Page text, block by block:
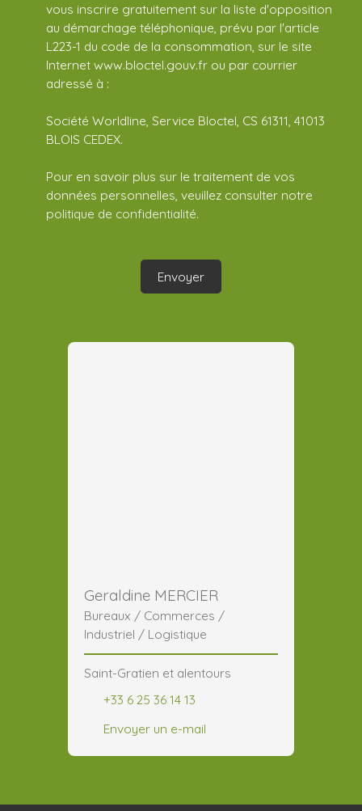
vous inscrire gratuitement sur la liste d'opposition
au démarchage téléphonique, prévu par l'article
L223-1 du code de la consommation, sur le site
Internet www.bloctel.gouv.fr ou par courrier
adressé à :
Société Worldline, Service Bloctel, CS 61311, 41013
BLOIS CEDEX.
Pour en savoir plus sur le traitement de vos
données personnelles, veuillez consulter notre
politique de confidentialité.
Envoyer
Geraldine MERCIER
Bureaux / Commerces /
Industriel / Logistique
Saint-Gratien et alentours
+33 6 25 36 14 13
Envoyer un e-mail